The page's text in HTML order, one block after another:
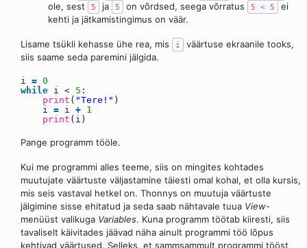
ole, sest
5 ja 5 on võrdsed, seega võrratus 5 < 5
ei
kehti ja jätkamistingimus on väär.
Lisame tsükli kehasse ühe rea, mis i
väärtuse ekraanile tooks,
siis saame seda paremini jälgida.
i = 0
while i < 5 :
print ( "Tere!" )
i = i + 1
print (i)
Pange programm tööle.
Kui me programmi alles teeme, siis on mingites kohtades
muutujate väärtuste väljastamine täiesti omal kohal, et olla kursis,
mis seis vastaval hetkel on. Thonnys on muutuja väärtuste
jälgimine sisse ehitatud ja seda saab nähtavale tuua View-
menüüst valikuga Variables. Kuna programm töötab kiiresti, siis
tavaliselt käivitades jäävad näha ainult programmi töö lõpus
kehtivad väärtused. Selleks, et sammsammult programmi tööst